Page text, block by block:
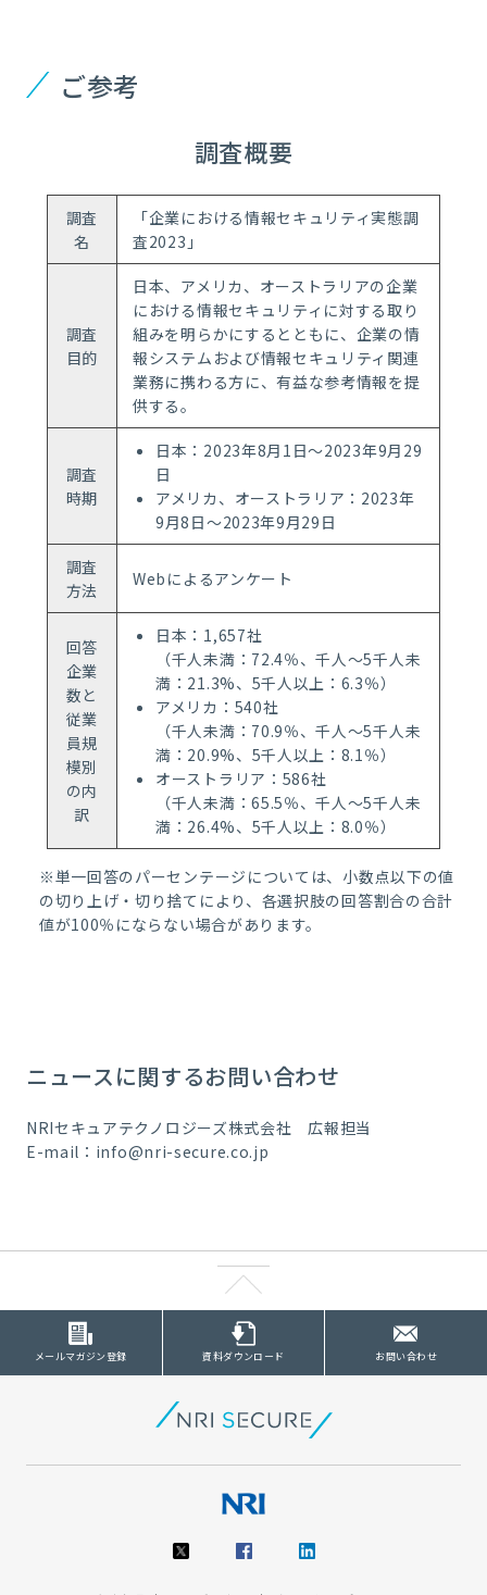
ご参考
調査概要
調査
名
「企業における情報セキュリティ実態調
査2023­」
調査
目的
日本、アメリカ、オーストラリアの企業
における情報セキュリティに対する取り
組みを明らかにするとともに、企業の情
報システムおよび情報セキュリティ関連
業務に携わる方に、有益な参考情報を提
供する。
調査
時期
日本：2023年8月1日～2023年9月29
日
アメリカ、オーストラリア：2023年
9月8日～2023年9月29日
調査
方法
Webによるアンケート
回答
企業
数と
従業
員規
模別
の内
訳
日本：1,657社
（千人未満：72.4％、千人～5千人未
満：21.3%、5千人以上：6.3％）
アメリカ：540社
（千人未満：70.9％、千人～5千人未
満：20.9%、5千人以上：8.1％）
オーストラリア：586社
（千人未満：65.5％、千人～5千人未
満：26.4%、5千人以上：8.0％）
※単一回答のパーセンテージについては、小数点以下の値
の切り上げ・切り捨てにより、各選択肢の回答割合の合計
値が100％にならない場合があります。
ニュースに関するお問い合わせ
NRIセキュアテクノロジーズ株式会社 広報担当
E-mail：info@nri-secure.co.jp
メールマガジン登録 資料ダウンロード お問い合わせ